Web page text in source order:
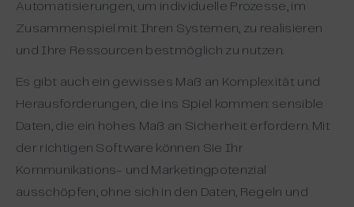
Automatisierungen, um individuelle Prozesse, im
Zusammenspiel mit Ihren Systemen, zu realisieren
und Ihre Ressourcen bestmöglich zu nutzen.
Es gibt auch ein gewisses Maß an Komplexität und
Herausforderungen, die ins Spiel kommen: sensible
Daten, die ein hohes Maß an Sicherheit erfordern. Mit
der richtigen Software können Sie Ihr
Kommunikations- und Marketingpotenzial
ausschöpfen, ohne sich in den Daten, Regeln und